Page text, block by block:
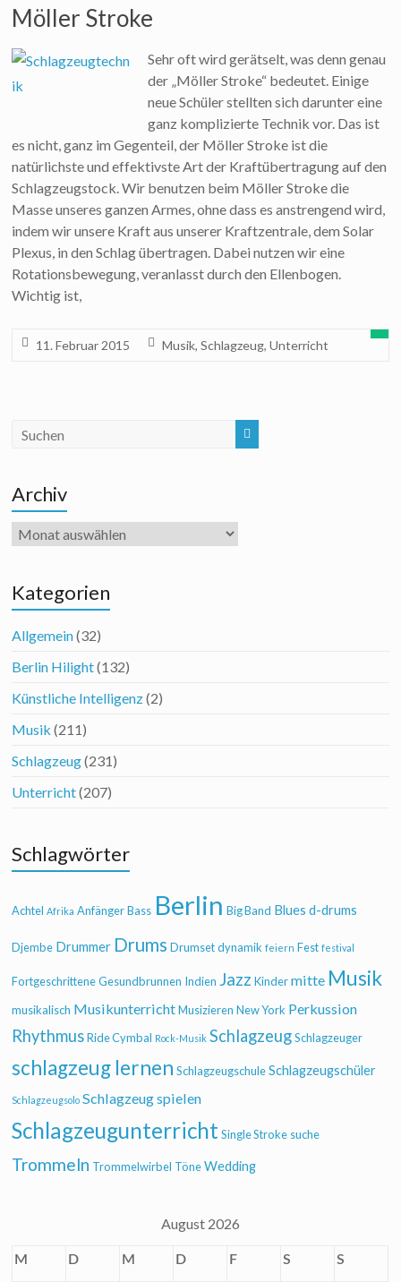
Möller Stroke
Sehr oft wird gerätselt, was denn genau
der „Möller Stroke“ bedeutet. Einige
neue Schüler stellten sich darunter eine
ganz komplizierte Technik vor. Das ist
es nicht, ganz im Gegenteil, der Möller Stroke ist die
natürlichste und effektivste Art der Kraftübertragung auf den
Schlagzeugstock. Wir benutzen beim Möller Stroke die
Masse unseres ganzen Armes, ohne dass es anstrengend wird,
indem wir unsere Kraft aus unserer Kraftzentrale, dem Solar
Plexus, in den Schlag übertragen. Dabei nutzen wir eine
Rotationsbewegung, veranlasst durch den Ellenbogen.
Wichtig ist,
11. Februar 2015 Musik,Schlagzeug,Unterricht
Archiv
Archiv
Kategorien
Allgemein(32)
Berlin Hilight(132)
Künstliche Intelligenz(2)
Musik (211)
Schlagzeug(231)
Unterricht(207)
Schlagwörter
Achtel Afrika Anfänger Bass Berlin Big Band Blues d-drums
Djembe Drummer Drums Drumset dynamik feiern Fest festival
Fortgeschrittene Gesundbrunnen Indien Jazz Kinder mitte Musik
musikalisch Musikunterricht Musizieren New York Perkussion
Rhythmus Ride Cymbal Rock-Musik Schlagzeug Schlagzeuger
schlagzeug lernen Schlagzeugschule Schlagzeugschüler
Schlagzeugsolo Schlagzeug spielen
Schlagzeugunterricht Single Stroke suche
Trommeln Trommelwirbel Töne Wedding
August 2026
M D M D F S S